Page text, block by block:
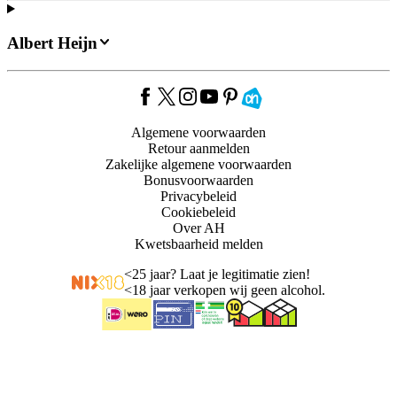
Albert Heijn
Algemene voorwaarden
Retour aanmelden
Zakelijke algemene voorwaarden
Bonusvoorwaarden
Privacybeleid
Cookiebeleid
Over AH
Kwetsbaarheid melden
<25 jaar? Laat je legitimatie zien!
<18 jaar verkopen wij geen alcohol.